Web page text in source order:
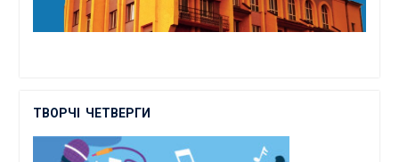
ТВОРЧІ ЧЕТВЕРГИ